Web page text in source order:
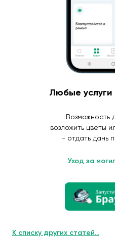
Любые услуги
Возможность
возложить цветы
- отдать дань
Уход за
К списку других статей...